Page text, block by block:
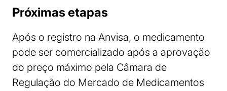
Próximas etapas
Após o registro na Anvisa, o medicamento
pode ser comercializado após a aprovação
do preço máximo pela Câmara de
Regulação do Mercado de Medicamentos